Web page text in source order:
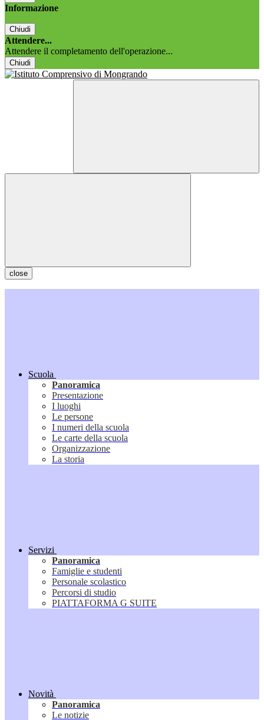
Informazione
Chiudi
Attendere...
Attendere il completamento dell'operazione...
Chiudi
close
Scuola
Panoramica
Presentazione
I luoghi
Le persone
I numeri della scuola
Le carte della scuola
Organizzazione
La storia
Servizi
Panoramica
Famiglie e studenti
Personale scolastico
Percorsi di studio
PIATTAFORMA G SUITE
Novità
Panoramica
Le notizie